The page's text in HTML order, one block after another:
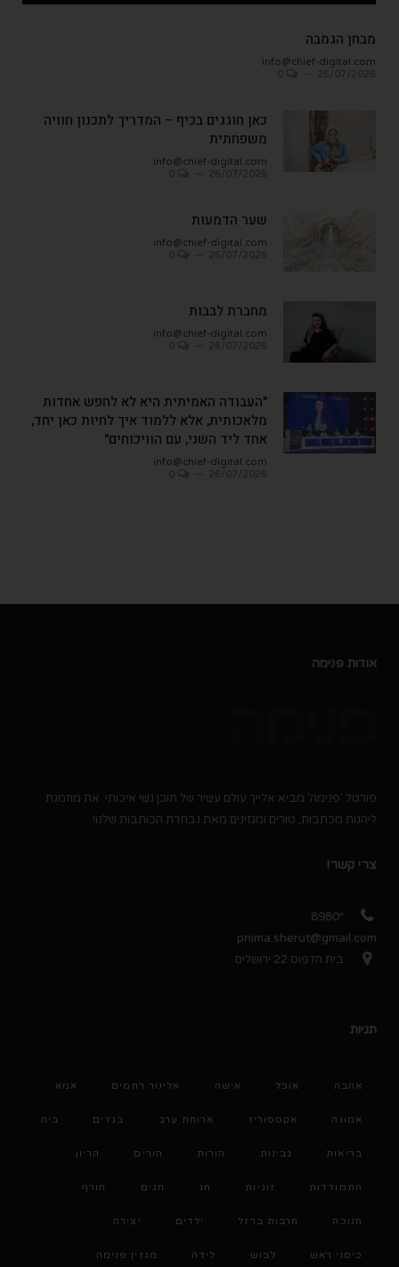
מבחן הגמבה
info@chief-digital.com
כאן חוגגים בכיף – המדריך לתכנון חוויה
משפחתית
info@chief-digital.com
שער הדמעות
info@chief-digital.com
מחברת לבבות
info@chief-digital.com
"העבודה האמיתית היא לא לחפש אחדות
מלאכותית, אלא ללמוד איך לחיות כאן יחד,
אחד ליד השני, עם הוויכוחים"
info@chief-digital.com
אודות פנימה
פורטל 'פנימה' מביא אלייך עולם עשיר של תוכן נשי איכותי. את מוזמנת
ליהנות מכתבות, טורים ומגזינים מאת נבחרת הכותבות שלנו!
צרי קשר!
*8980
pnima.sherut@gmail.com
בית הדפוס 22 ירושלים
תגיות
אהבה אוכל אישה אלינור רחמים אמא
אמונה אקססוריז ארוחת ערב בגדים בית
בריאות גבינות הורות הורים הריון
התמודדות זוגיות חג חגים חורף
חנוכה חרבות ברזל ילדים יצירה
כיסוי ראש לבוש לידה מגזין פנימה